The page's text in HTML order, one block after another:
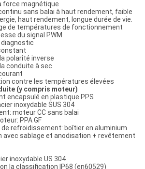
force magnétique
sans balai à haut rendement, faible
haut rendement, longue durée de vie.
de températures de fonctionnement
du signal PWM
polarité inverse
conduite à sec
contre les températures élevées
(y compris moteur)
encapsulé en plastique PPS
inoxydable SUS 304
moteur CC sans balai
PPA GF
de refroidissement: boîtier en aluminium
avec sablage et anodisation + revêtement
inoxydable US 304
la classification IP68 (en60529)